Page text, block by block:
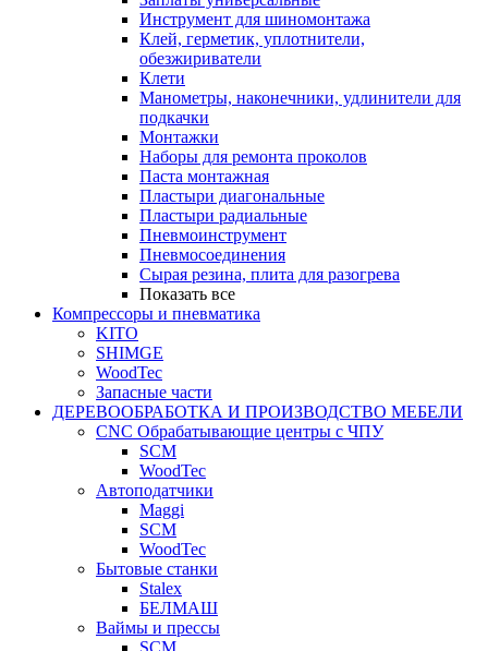
Инструмент для шиномонтажа
Клей, герметик, уплотнители,
обезжириватели
Клети
Манометры, наконечники, удлинители для
подкачки
Монтажки
Наборы для ремонта проколов
Паста монтажная
Пластыри диагональные
Пластыри радиальные
Пневмоинструмент
Пневмосоединения
Сырая резина, плита для разогрева
Показать все
Компрессоры и пневматика
KITO
SHIMGE
WoodTec
Запасные части
ДЕРЕВООБРАБОТКА И ПРОИЗВОДСТВО МЕБЕЛИ
CNC Обрабатывающие центры с ЧПУ
SCM
WoodTec
Автоподатчики
Maggi
SCM
WoodTec
Бытовые станки
Stalex
БЕЛМАШ
Ваймы и прессы